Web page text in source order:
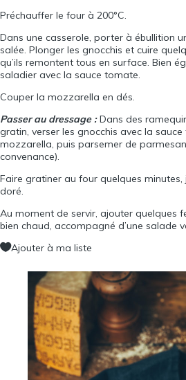
Préchauffer le four à 200°C.
Dans une casserole, porter à ébullition
salée. Plonger les gnocchis et cuire
qu’ils remontent tous en surface. Bien
saladier avec la sauce tomate.
Couper la mozzarella en dés.
Passer au dressage :Dans des
gratin, verser les gnocchis avec la
mozzarella, puis parsemer de
convenance).
Faire gratiner au four quelques minutes,
doré.
Au moment de servir, ajouter quelques
bien chaud, accompagné d’une salade
Ajouter à ma liste